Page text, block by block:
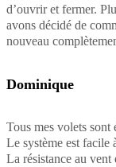
d’ouvrir et fermer.
avons décidé de
nouveau
Dominique
Tous mes volets sont
Le système est facile
La résistance au vent